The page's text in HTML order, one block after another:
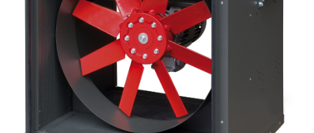
Lighting and Electrical
Equipment
Complete solutions in lighting and electrical
material for each project and need